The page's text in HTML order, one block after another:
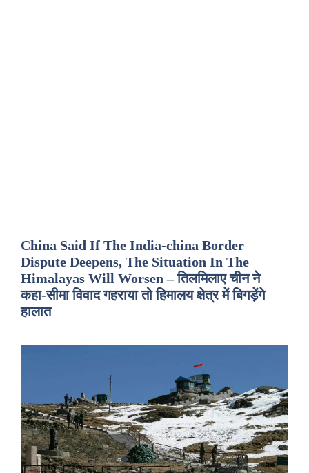
China Said If The India-china Border
Dispute Deepens, The Situation In The
Himalayas Will Worsen – तिलमिलाए चीन ने
कहा-सीमा विवाद गहराया तो हिमालय क्षेत्र में बिगड़ेंगे
हालात